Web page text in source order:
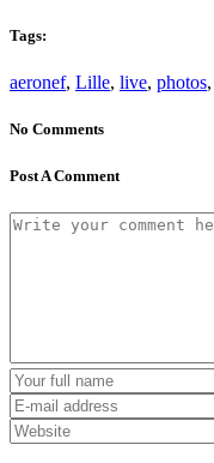
Tags:
aeronef, Lille, live, photos,
No Comments
Post A Comment